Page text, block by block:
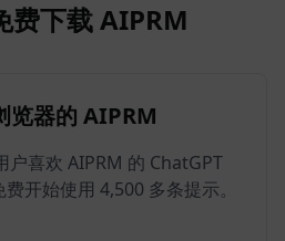
费下载 AIPRM
览器的 AIPRM
户喜欢 AIPRM 的 ChatGPT
开始使用 4,500 多条提示。